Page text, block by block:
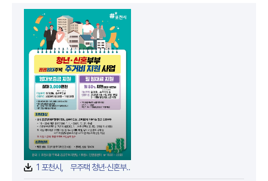
첨부파일
1 포천시， 무주택 청년·신혼부부 공공임대주택 주거비 지원 자격 요건 완화.jpg